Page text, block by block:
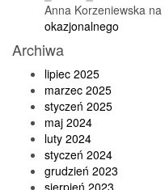
Anna Korzeniewska na
okazjonalnego
Archiwa
lipiec 2025
marzec 2025
styczeń 2025
maj 2024
luty 2024
styczeń 2024
grudzień 2023
sierpień 2023